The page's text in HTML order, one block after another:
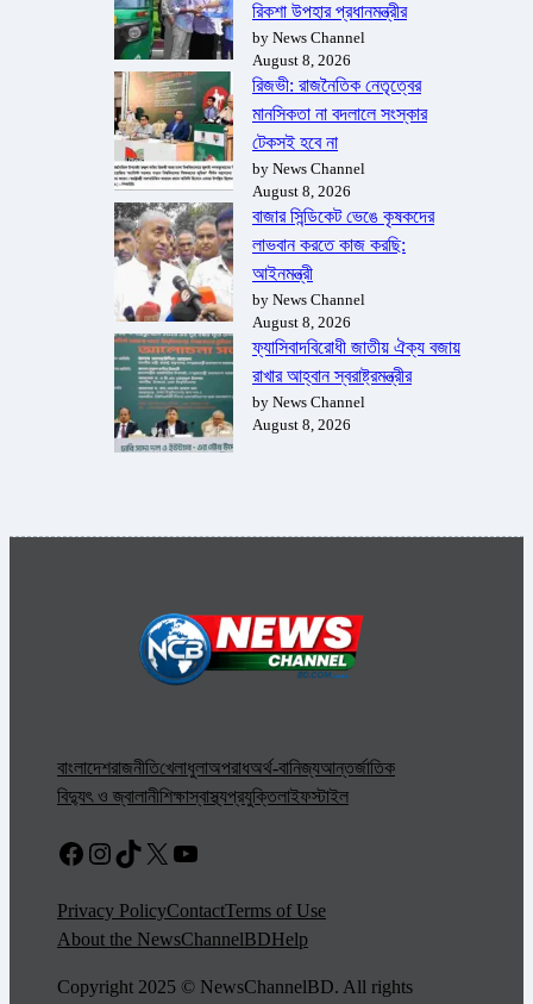
রিকশা উপহার প্রধানমন্ত্রীর
by News Channel
August 8, 2026
রিজভী: রাজনৈতিক নেতৃত্বের
মানসিকতা না বদলালে সংস্কার
টেকসই হবে না
by News Channel
August 8, 2026
বাজার সিন্ডিকেট ভেঙে কৃষকদের
লাভবান করতে কাজ করছি:
আইনমন্ত্রী
by News Channel
August 8, 2026
ফ্যাসিবাদবিরোধী জাতীয় ঐক্য বজায়
রাখার আহ্বান স্বরাষ্ট্রমন্ত্রীর
by News Channel
August 8, 2026
বাংলাদেশরাজনীতিখেলাধুলাঅপরাধঅর্থ-বানিজ্যআন্তর্জাতিক
বিদ্যুৎ ও জ্বালানীশিক্ষাস্বাস্থ্যপ্রযুক্তিলাইফস্টাইল
Facebook
Instagram
TikTok
X YouTube
Privacy PolicyContactTerms of Use
About the NewsChannelBDHelp
Copyright 2025 © NewsChannelBD. All rights